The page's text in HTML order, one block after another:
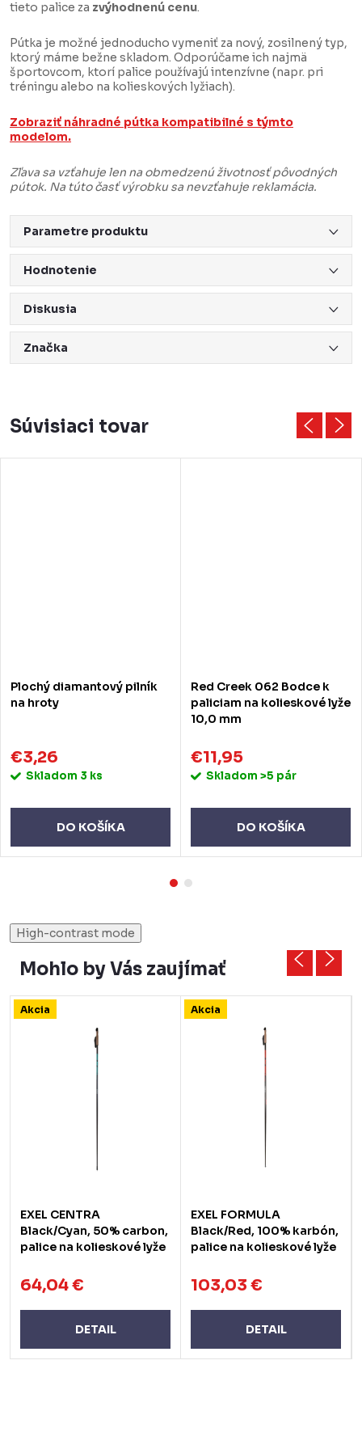
tieto palice za zvýhodnenú cenu.
Pútka je možné jednoducho vymeniť za nový, zosilnený typ,
ktorý máme bežne skladom. Odporúčame ich najmä
športovcom, ktorí palice používajú intenzívne (napr. pri
tréningu alebo na kolieskových lyžiach).
Zobraziť náhradné pútka kompatibilné s týmto
modelom.
Zľava sa vzťahuje len na obmedzenú životnosť pôvodných
pútok. Na túto časť výrobku sa nevzťahuje reklamácia.
Parametre produktu
Hodnotenie
Diskusia
Značka
Súvisiaci tovar
Plochý diamantový pilník
na hroty
€3,26
Skladom 3 ks
DO KOŠÍKA
Red Creek 062 Bodce k
paliciam na kolieskové lyže
10,0 mm
€11,95
Skladom >5 pár
DO KOŠÍKA
High-contrast mode
Mohlo by Vás zaujímať
Akcia
EXEL CENTRA
Black/Cyan, 50% carbon,
palice na kolieskové lyže
64,04 €
DETAIL
Akcia
EXEL FORMULA
Black/Red, 100% karbón,
palice na kolieskové lyže
103,03 €
DETAIL